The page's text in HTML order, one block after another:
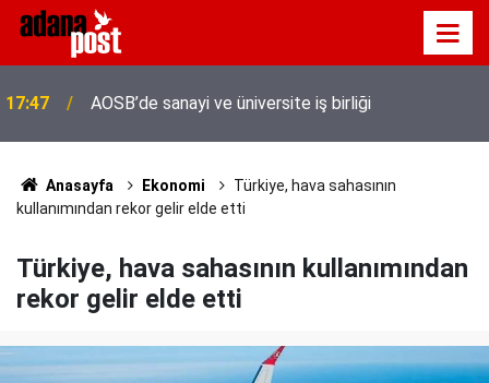
17:41
tepki gösterdi
Anasayfa Ekonomi
Türkiye, hava sahasının
kullanımından rekor gelir elde etti
Türkiye, hava sahasının kullanımından
rekor gelir elde etti